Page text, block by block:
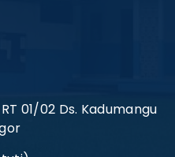
01/02 Ds. Kadumangu